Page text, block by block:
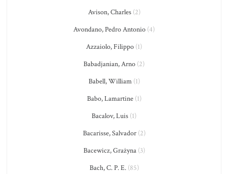
Avison, Charles(2)
Avondano, Pedro Antonio (4)
Azzaiolo, Filippo (1)
Babadjanian, Arno (2)
Babell, William(1)
Babo, Lamartine(1)
Bacalov, Luis (1)
Bacarisse, Salvador(2)
Bacewicz, Grażyna(3)
Bach, C. P. E.(85)